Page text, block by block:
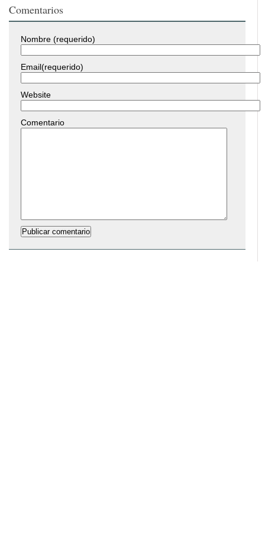
Comentarios
Nombre (requerido)
Email(requerido)
Website
Comentario